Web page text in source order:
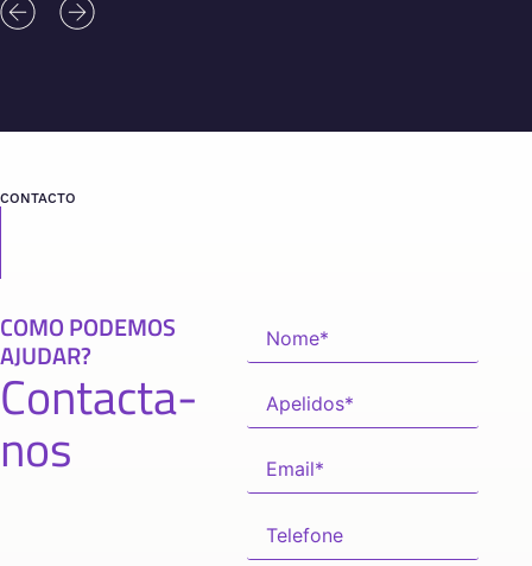
CONTACTO
COMO PODEMOS
AJUDAR?
Contacta-
nos